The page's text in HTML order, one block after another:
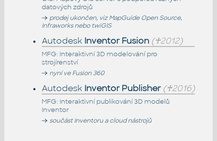
datových zdrojů
prodej ukončen, viz MapGuide Open Source,
Infraworks nebo twiGIS
Autodesk Inventor Fusion (♰2012)
MFG: Interaktivní 3D modelování pro
strojírenství
nyní ve Fusion 360
Autodesk Inventor Publisher (♰2016)
MFG: Interaktivní publikování 3D modelů
Inventor
součást Inventoru a cloud nástrojů